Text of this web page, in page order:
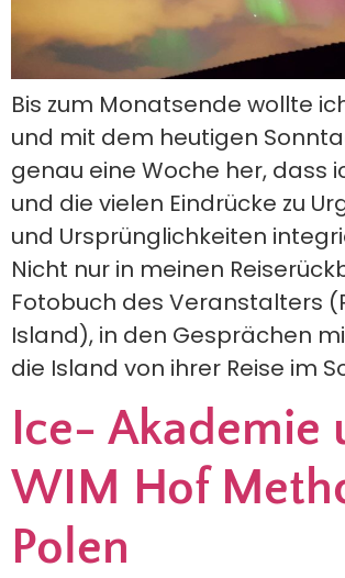
Bis zum Monatsende wollte
und mit dem heutigen
genau eine Woche her, dass
und die vielen Eindrücke zu
und Ursprünglichkeiten
Nicht nur in meinen
Fotobuch des Veranstalters
Island), in den Gesprächen
die Island von ihrer Reise im
Ice- Akademie
WIM Hof
Polen